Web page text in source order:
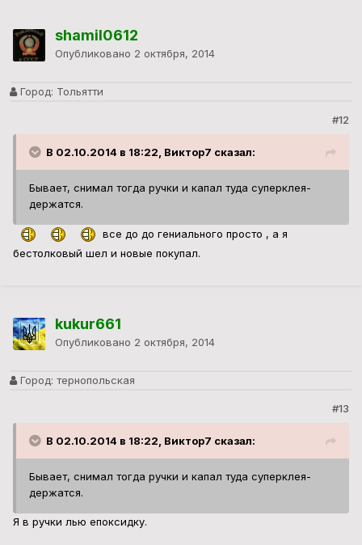
shamil0612
Опубликовано 2 октября, 2014
Город: Тольятти
#12
В 02.10.2014 в 18:22, Виктор7 сказал:
Бывает, снимал тогда ручки и капал туда суперклея-
держатся.
все до до гениального просто , а я
бестолковый шел и новые покупал.
kukur661
Опубликовано 2 октября, 2014
Город: тернопольская
#13
В 02.10.2014 в 18:22, Виктор7 сказал:
Бывает, снимал тогда ручки и капал туда суперклея-
держатся.
Я в ручки лью епоксидку.